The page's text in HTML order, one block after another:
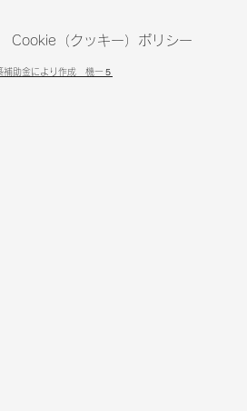
Cookie（クッキー）ポリシー
助金により作成​ 機ー５